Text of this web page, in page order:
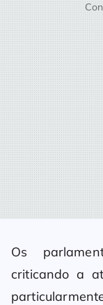
Os
criticando a